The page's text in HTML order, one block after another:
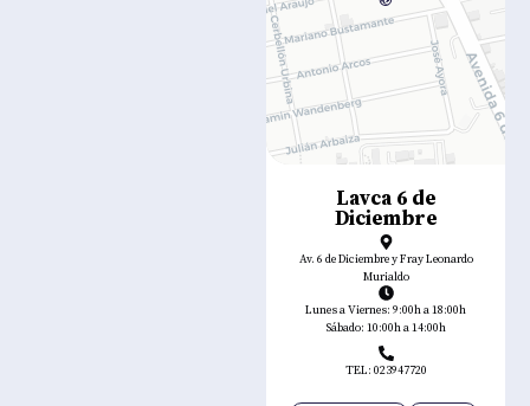
Lavca 6 de
Diciembre
Av. 6 de Diciembre y Fray Leonardo
Murialdo
Lunes a Viernes: 9:00h a 18:00h
Sábado: 10:00h a 14:00h
TEL: 023947720